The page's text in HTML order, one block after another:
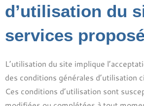
d’utilisation du
services
L’utilisation du site implique
des conditions générales d’utilisation
Ces conditions d’utilisation sont